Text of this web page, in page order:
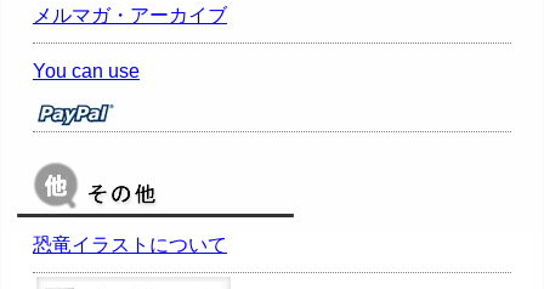
メルマガ・アーカイブ
You can use
恐竜イラストについて